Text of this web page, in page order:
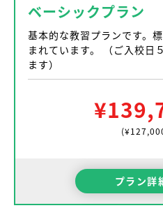
ベーシックプラン
基本的な教習プランです。
まれています。 （ご入校日
ます）
プラン詳